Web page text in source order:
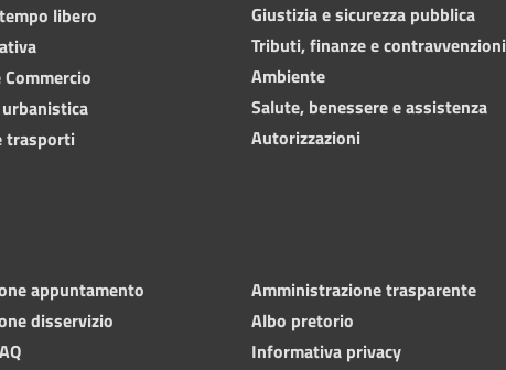
libero
trasporti
Giustizia e sicurezza pubblica
Tributi, finanze e contravvenzioni
Ambiente
Salute, benessere e assistenza
Autorizzazioni
appuntamento
disservizio
Amministrazione trasparente
Albo pretorio
Informativa privacy